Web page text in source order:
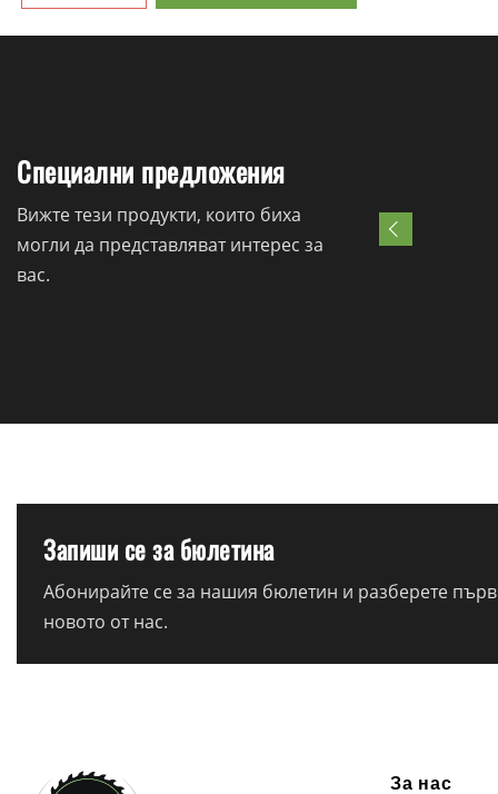
Специални предложения
Вижте тези продукти, които биха
могли да представляват интерес за
вас.
Запиши се за бюлетина
Абонирайте се за нашия бюлетин и разберете
новото от нас.
За нас